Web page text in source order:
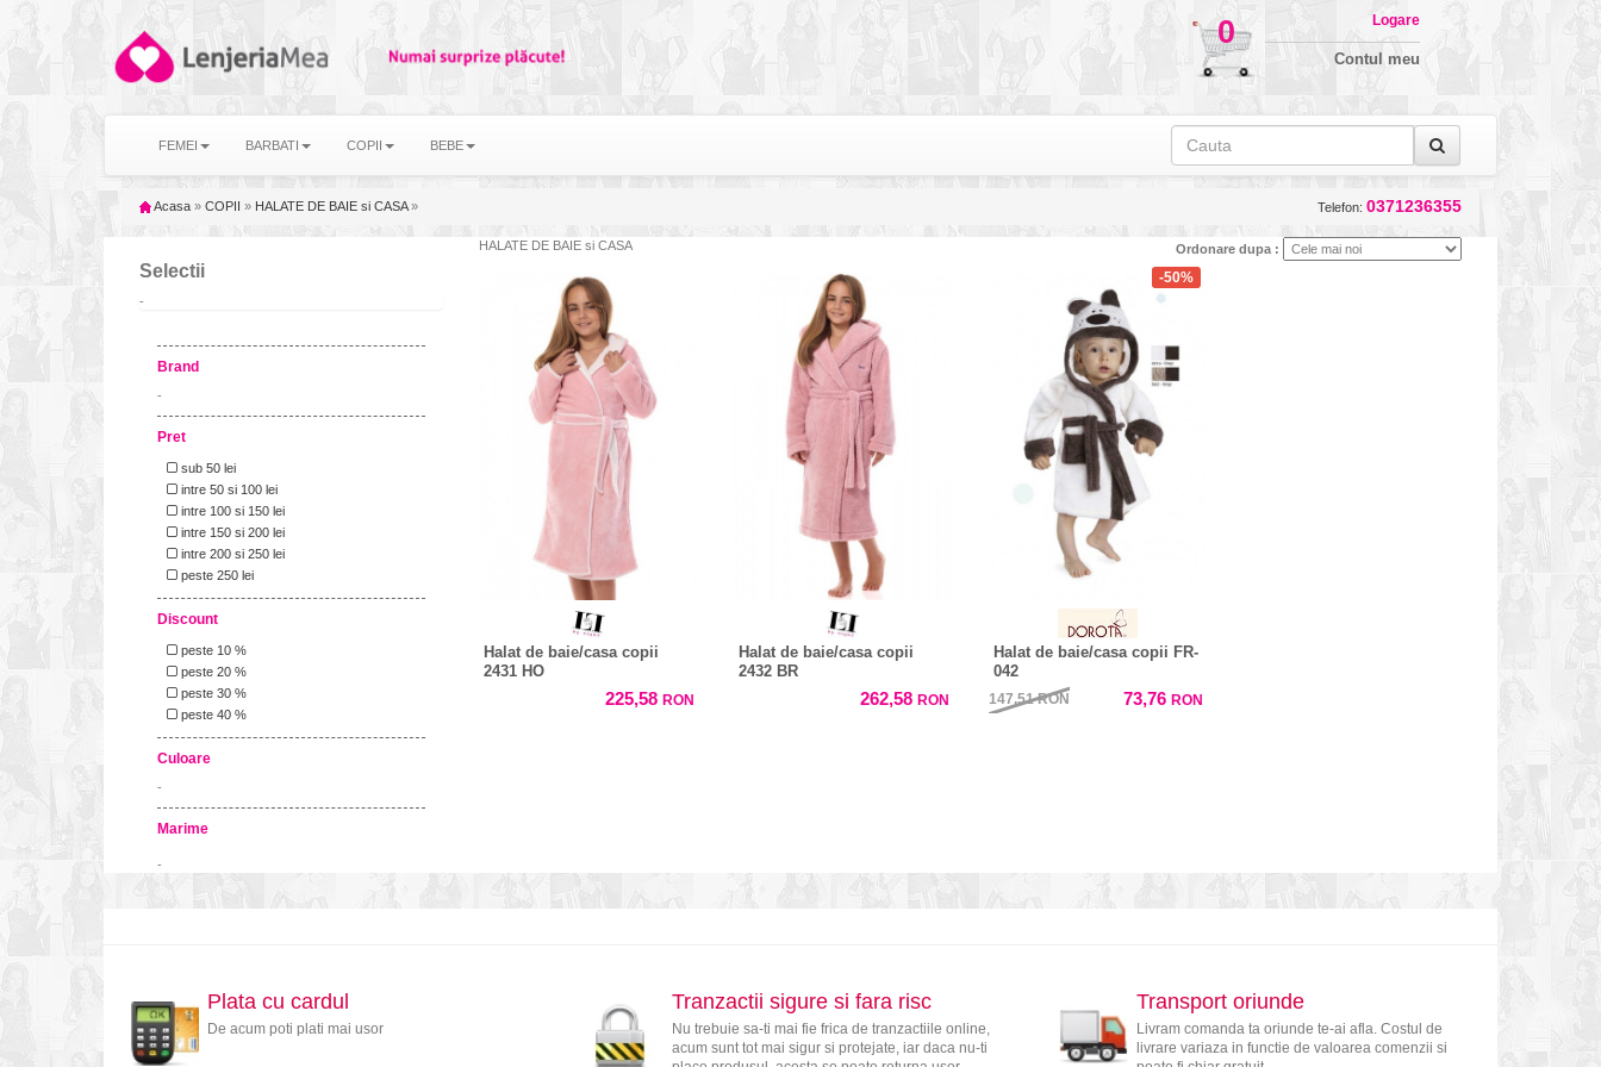
0 Logare
Contul meu
FEMEI BARBATI COPII BEBE
Acasa » COPII » HALATE DE BAIE si CASA » Telefon: 0371236355
Selectii
-
Brand
-
Pret
sub 50 lei
intre 50 si 100 lei
intre 100 si 150 lei
intre 150 si 200 lei
intre 200 si 250 lei
peste 250 lei
Discount
peste 10 %
peste 20 %
peste 30 %
peste 40 %
Culoare
-
Marime
-
HALATE DE BAIE si CASA Ordonare dupa :
Halat de baie/casa copii
2431 HO
225,58 RON
Halat de baie/casa copii
2432 BR
262,58 RON
-50%
Halat de baie/casa copii FR-
042
147,51RON 73,76RON
Plata cu cardul
De acum poti plati mai usor
Tranzactii sigure si fara risc
Nu trebuie sa-ti mai fie frica de tranzactiile online,
acum sunt tot mai sigur si protejate, iar daca nu-ti
Transport oriunde
Livram comanda ta oriunde te-ai afla. Costul de
livrare variaza in functie de valoarea comenzii si